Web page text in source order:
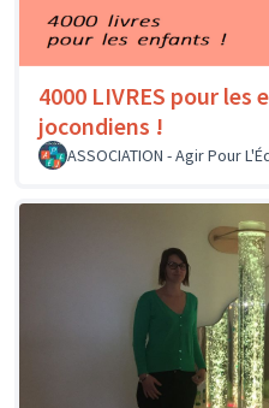
4000 LIVRES pour les
jocondiens !
ASSOCIATION - Agir Pour